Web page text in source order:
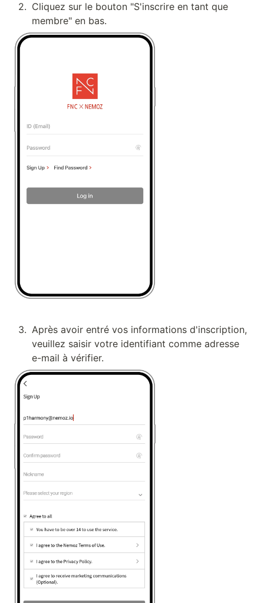
2. Cliquez sur le bouton "S'inscrire en tant que
membre" en bas.
3. Après avoir entré vos informations d'inscription,
veuillez saisir votre identifiant comme adresse
e-mail à vérifier.